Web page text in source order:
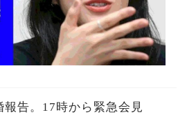
告。17時から緊急会見